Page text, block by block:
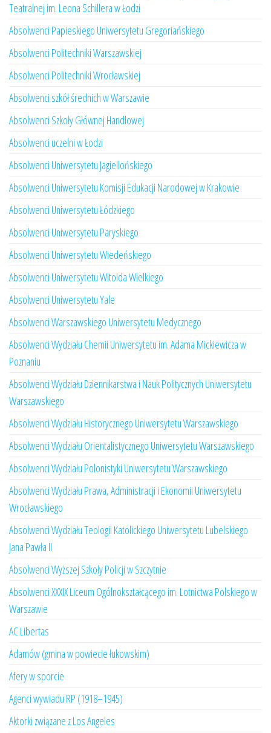
Teatralnej im. Leona Schillera w Łodzi
Absolwenci Papieskiego Uniwersytetu Gregoriańskiego
Absolwenci Politechniki Warszawskiej
Absolwenci Politechniki Wrocławskiej
Absolwenci szkół średnich w Warszawie
Absolwenci Szkoły Głównej Handlowej
Absolwenci uczelni w Łodzi
Absolwenci Uniwersytetu Jagiellońskiego
Absolwenci Uniwersytetu Komisji Edukacji Narodowej w Krakowie
Absolwenci Uniwersytetu Łódzkiego
Absolwenci Uniwersytetu Paryskiego
Absolwenci Uniwersytetu Wiedeńskiego
Absolwenci Uniwersytetu Witolda Wielkiego
Absolwenci Uniwersytetu Yale
Absolwenci Warszawskiego Uniwersytetu Medycznego
Absolwenci Wydziału Chemii Uniwersytetu im. Adama Mickiewicza w
Poznaniu
Absolwenci Wydziału Dziennikarstwa i Nauk Politycznych Uniwersytetu
Warszawskiego
Absolwenci Wydziału Historycznego Uniwersytetu Warszawskiego
Absolwenci Wydziału Orientalistycznego Uniwersytetu Warszawskiego
Absolwenci Wydziału Polonistyki Uniwersytetu Warszawskiego
Absolwenci Wydziału Prawa, Administracji i Ekonomii Uniwersytetu
Wrocławskiego
Absolwenci Wydziału Teologii Katolickiego Uniwersytetu Lubelskiego
Jana Pawła II
Absolwenci Wyższej Szkoły Policji w Szczytnie
Absolwenci XXXIX Liceum Ogólnokształcącego im. Lotnictwa Polskiego w
Warszawie
AC Libertas
Adamów (gmina w powiecie łukowskim)
Afery w sporcie
Agenci wywiadu RP (1918–1945)
Aktorki związane z Los Angeles